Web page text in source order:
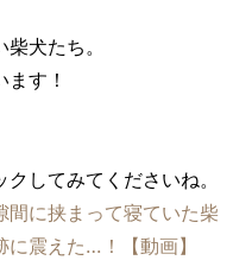
犬たち。
す！
してみてくださいね。
間に挟まって寝ていた柴
震えた…！【動画】